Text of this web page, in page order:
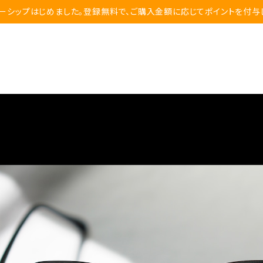
シップはじめました。登録無料で、ご購入金額に応じてポイントを付与